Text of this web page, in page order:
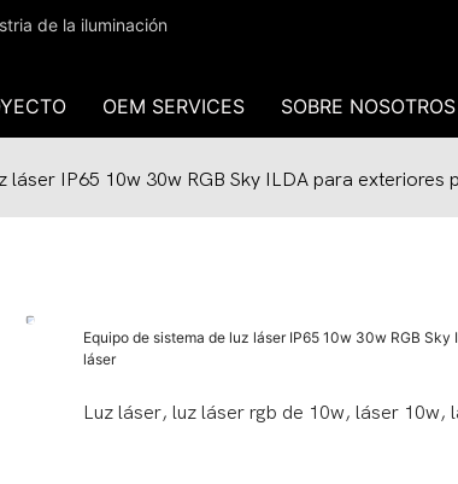
de la iluminación
OEM SERVICES SOBRE NOSOTROS
láser IP65 10w 30w RGB Sky ILDA para
Equipo de sistema de luz láser IP65 10w 30w RGB
láser
Luz láser, luz láser rgb de 10w, láser 10w,